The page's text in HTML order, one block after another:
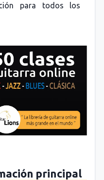
para todos los
principal